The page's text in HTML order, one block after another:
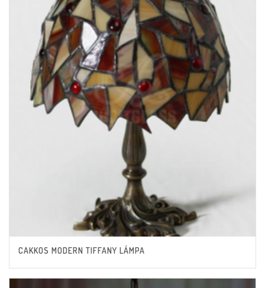
CAKKOS MODERN TIFFANY LÁMPA